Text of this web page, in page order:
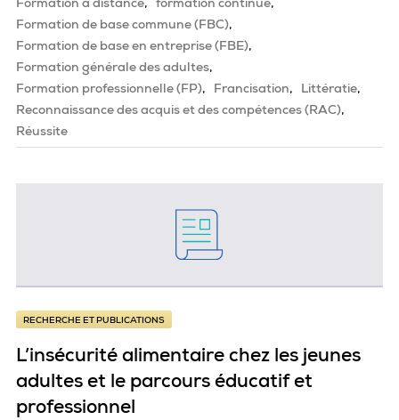
Formation de base commune (FBC)
Formation de base en entreprise (FBE)
Formation générale des adultes
Formation professionnelle (FP)
Francisation
Littératie
Reconnaissance des acquis et des compétences (RAC)
Réussite
L’insécurité alimentaire chez les jeunes
adultes et le parcours éducatif et
professionnel
RECHERCHE ET PUBLICATIONS